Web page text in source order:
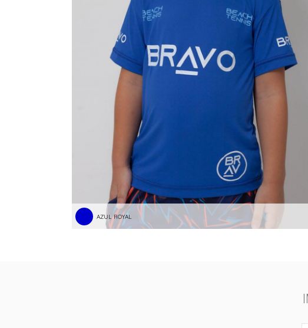
AZUL ROYAL